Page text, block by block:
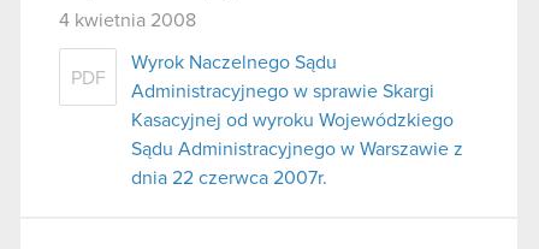
4 kwietnia 2008
PDF
Wyrok Naczelnego Sądu
Administracyjnego w sprawie Skargi
Kasacyjnej od wyroku Wojewódzkiego
Sądu Administracyjnego w Warszawie z
dnia 22 czerwca 2007r.